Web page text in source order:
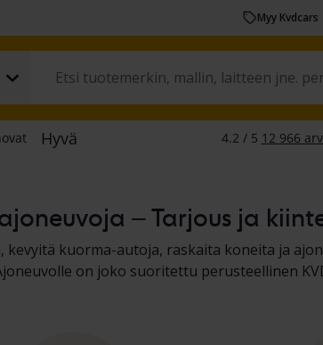
Myy Kvdcars
– Tarjous ja
kuorma-autoja, raskaita koneita ja
on joko suoritettu perusteellinen